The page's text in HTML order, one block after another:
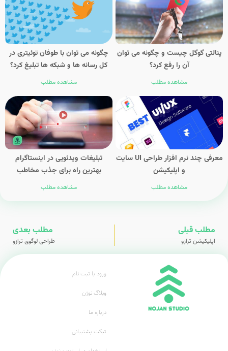
پنالتی گوگل چیست و چگونه می توان
آن را رفع کرد؟
مشاهده مطلب
چگونه می توان با طوفان توئیتری در
کل رسانه ها و شبکه ها تبلیغ کرد؟
مشاهده مطلب
معرفی چند نرم افزار طراحی UI سایت
و اپلیکیشن
مشاهده مطلب
تبلیغات‌ ویدئویی در اینستاگرام
بهترین راه برای جذب مخاطب
مشاهده مطلب
مطلب قبلی
اپلیکیشن ترازو
مطلب بعدی
طراحی لوگوی ترازو
ورود یا ثبت نام
وبلاگ نوژن
درباره ما
تیکت پشتیبانی